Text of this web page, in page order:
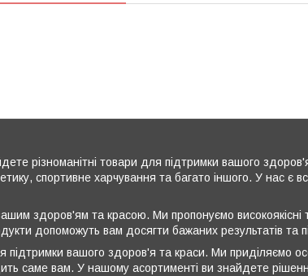
різноманітні товари для підтримки вашого
спортивне харчування та багато іншого. У нас є
здоров'ям та красою. Ми пропонуємо високоякісні
допоможуть вам досягти бажаних результатів та
підтримки вашого здоров'я та краси. Ми приділяємо
саме вам. У нашому асортименті ви знайдете